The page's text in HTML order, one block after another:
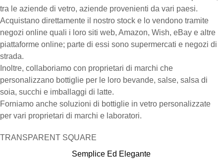
tra le aziende di vetro, aziende provenienti da vari paesi.
Acquistano direttamente il nostro stock e lo vendono tramite
negozi online quali i loro siti web, Amazon, Wish, eBay e altre
piattaforme online; parte di essi sono supermercati e negozi di
strada.
Inoltre, collaboriamo con proprietari di marchi che
personalizzano bottiglie per le loro bevande, salse, salsa di
soia, succhi e imballaggi di latte.
Forniamo anche soluzioni di bottiglie in vetro personalizzate
per vari proprietari di marchi e laboratori.
TRANSPARENT SQUARE
Semplice Ed Elegante